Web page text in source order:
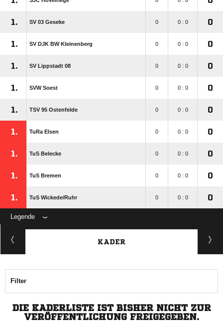
1. SV 03 Geseke 0 0 : 0 0
1. SV DJK BW Kleinenberg 0 0 : 0 0
1. SV Lippstadt 08 0 0 : 0 0
1. SVW Soest 0 0 : 0 0
1. TSV 95 Ostenfelde 0 0 : 0 0
1. TuRa Elsen 0 0 : 0 0
1. TuS Belecke 0 0 : 0 0
1. TuS Bremen 0 0 : 0 0
1. TuS Wickede/​Ruhr 0 0 : 0 0
Legende
KADER
Filter
DIE KADERLISTE IST BISHER NICHT ZUR
VERÖFFENTLICHUNG FREIGEGEBEN.